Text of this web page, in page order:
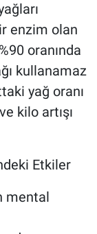
enzim olan
oranında
kullanamaz
yağ oranı
kilo artışı
Etkiler
mental